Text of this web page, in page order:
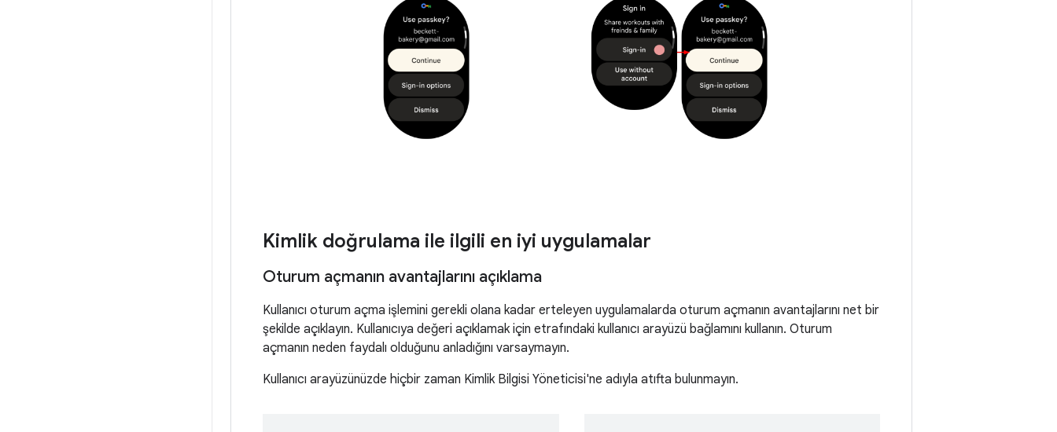
Kimlik doğrulama ile ilgili en iyi uygulamalar
Oturum açmanın avantajlarını açıklama
Kullanıcı oturum açma işlemini gerekli olana kadar erteleyen uygulamalarda oturum açmanın avantajlarını net bir
şekilde açıklayın. Kullanıcıya değeri açıklamak için etrafındaki kullanıcı arayüzü bağlamını kullanın. Oturum
açmanın neden faydalı olduğunu anladığını varsaymayın.
Kullanıcı arayüzünüzde hiçbir zaman Kimlik Bilgisi Yöneticisi'ne adıyla atıfta bulunmayın.